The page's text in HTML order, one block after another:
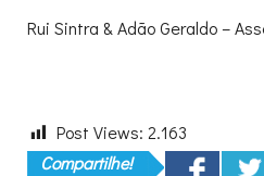
Rui Sintra & Adão Geraldo –
Post Views: 2.163
Compartilhe!